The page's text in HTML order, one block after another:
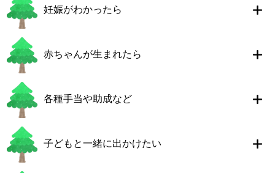
妊娠がわかったら
赤ちゃんが生まれたら
各種手当や助成など
子どもと一緒に出かけたい